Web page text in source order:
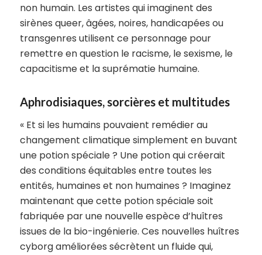
non humain. Les artistes qui imaginent des
sirènes queer, âgées, noires, handicapées ou
transgenres utilisent ce personnage pour
remettre en question le racisme, le sexisme, le
capacitisme et la suprématie humaine.
Aphrodisiaques, sorcières et multitudes
« Et si les humains pouvaient remédier au
changement climatique simplement en buvant
une potion spéciale ? Une potion qui créerait
des conditions équitables entre toutes les
entités, humaines et non humaines ? Imaginez
maintenant que cette potion spéciale soit
fabriquée par une nouvelle espèce d’huîtres
issues de la bio-ingénierie. Ces nouvelles huîtres
cyborg améliorées sécrètent un fluide qui,